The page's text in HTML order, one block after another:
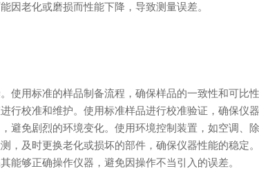
老化或磨损而性能下降，导致测量误差。
用标准的样品制备流程，确保样品的一致性和可比性
校准和维护。使用标准样品进行校准验证，确保仪器
免剧烈的环境变化。使用环境控制装置，如空调、除
及时更换老化或损坏的部件，确保仪器性能的稳定。
够正确操作仪器，避免因操作不当引入的误差。